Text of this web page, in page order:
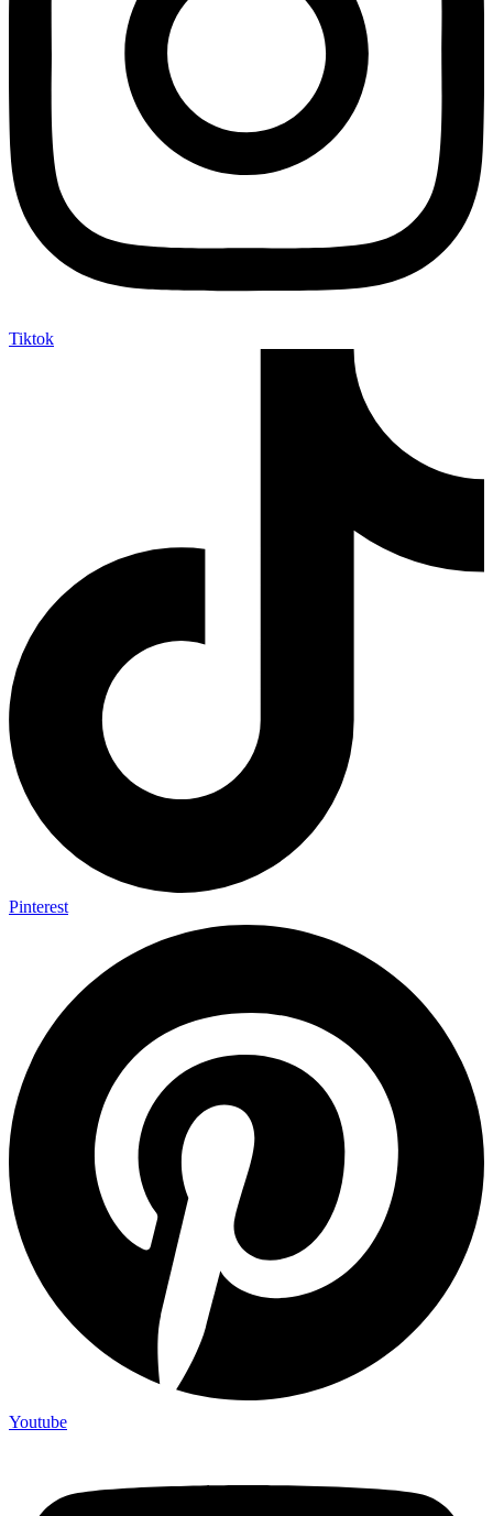
Tiktok
Pinterest
Youtube